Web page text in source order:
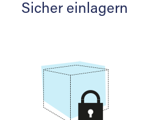
Sicher einlagern